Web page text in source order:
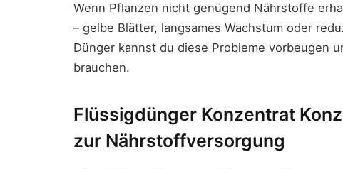
Wenn Pflanzen nicht genügend Nährstoffe
– gelbe Blätter, langsames Wachstum oder
Dünger kannst du diese Probleme vorbeugen
brauchen.
Flüssigdünger Konzentrat
zur Nährstoffversorgung